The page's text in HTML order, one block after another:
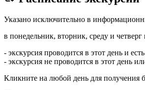
Указано исключительно в
в понедельник, вторник, среду и
- экскурсия проводится в этот день и
- экскурсия не проводится в этот день
Кликните на любой день для получения